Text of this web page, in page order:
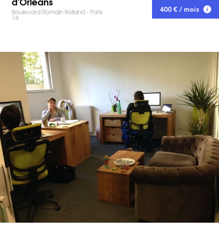
Boulevard Romain Rolland - Paris
14
400 € / mois